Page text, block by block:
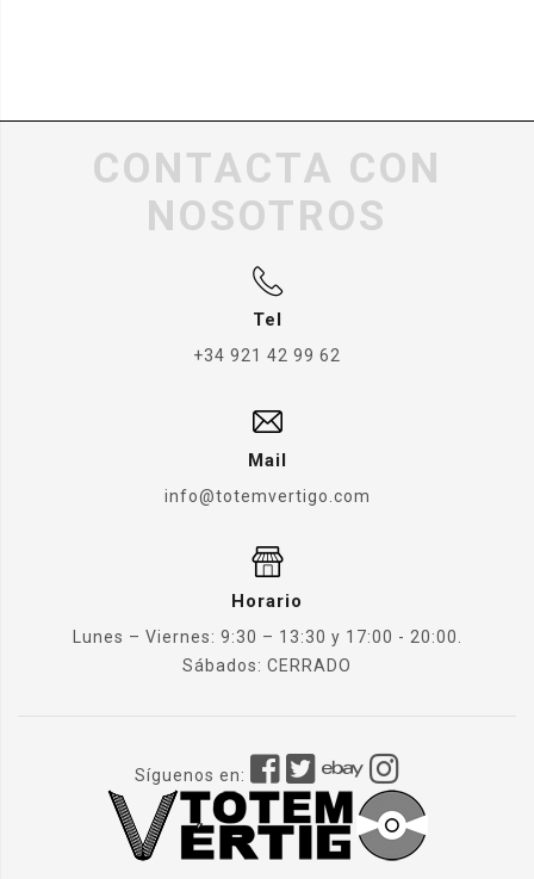
CONTACTA CON
NOSOTROS
Tel
+34 921 42 99 62
Mail
info@totemvertigo.com
Horario
Lunes – Viernes: 9:30 – 13:30 y 17:00 - 20:00.
Sábados: CERRADO
Síguenos en: